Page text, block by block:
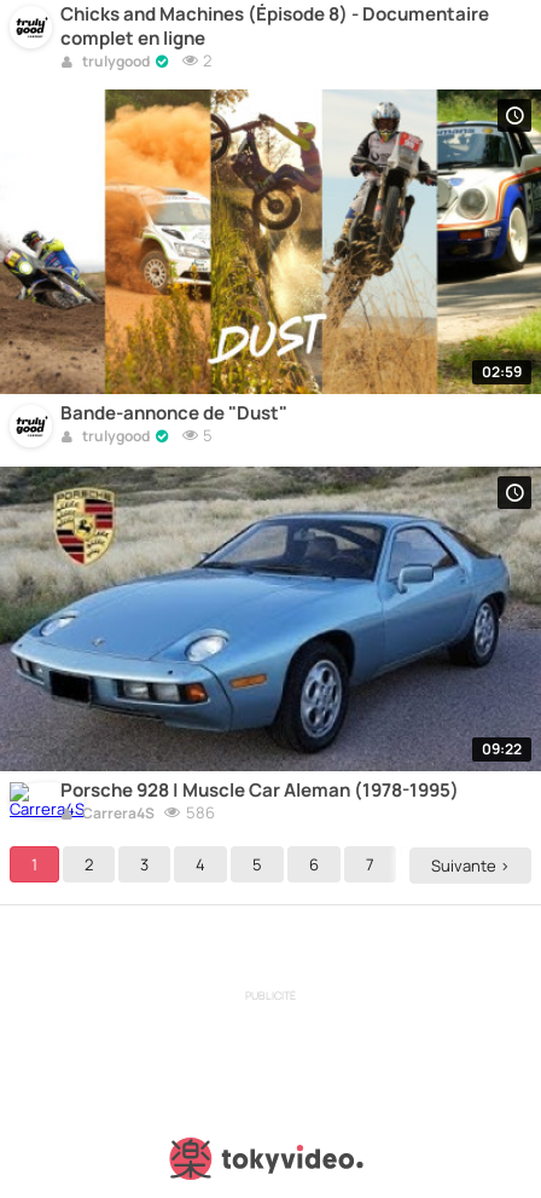
Chicks and Machines (Épisode 8) - Documentaire
complet en ligne
trulygood 2
02:59
Bande-annonce de "Dust"
trulygood 5
09:22
Porsche 928 | Muscle Car Aleman (1978-1995)
Carrera4S 586
1 2 3 4 5 6 7 Suivante >
PUBLICITÉ